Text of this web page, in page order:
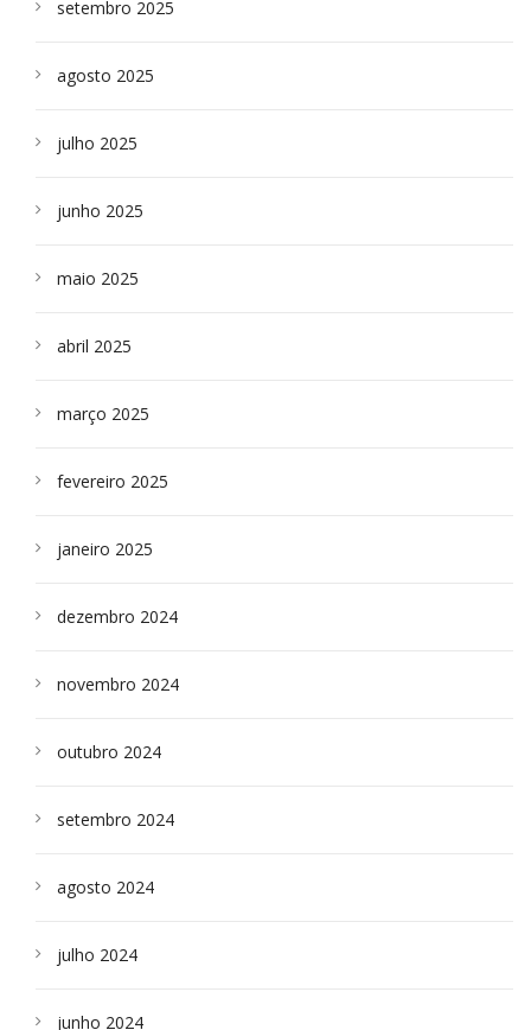
setembro 2025
agosto 2025
julho 2025
junho 2025
maio 2025
abril 2025
março 2025
fevereiro 2025
janeiro 2025
dezembro 2024
novembro 2024
outubro 2024
setembro 2024
agosto 2024
julho 2024
junho 2024